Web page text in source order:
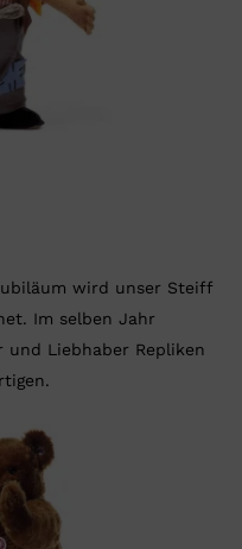
wird unser Steiff
Im selben Jahr
Liebhaber Repliken